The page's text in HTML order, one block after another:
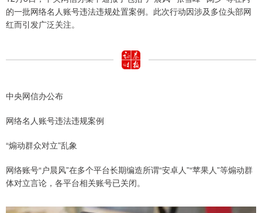
的一批网络名人账号违法违规处置案例。此次行动因涉及多位头部网
红而引发广泛关注。
中央网信办公布
网络名人账号违法违规案例
“煽动群众对立”乱象
网络账号“户晨风”在多个平台长期编造所谓“安卓人”“苹果人”等煽动群
体对立言论，各平台相关账号已关闭。